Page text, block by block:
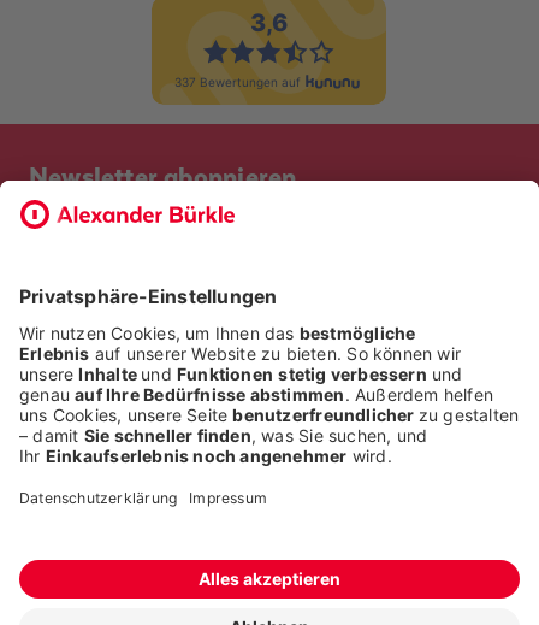
Newsletter abonnieren
Bevor Sie sich anmelden, möchten wir wissen, ob Sie bereits
ICH BIN BEREITS KUNDE
ICH BIN KEIN KUNDE